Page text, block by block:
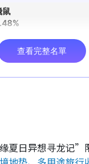
夏日异想寻龙记”